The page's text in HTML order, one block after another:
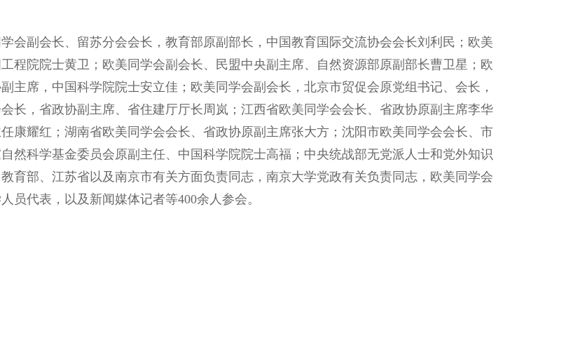
会副会长、留苏分会会长，教育部原副部长，中国教育国际交流协会会长刘利民；欧美
程院院士黄卫；欧美同学会副会长、民盟中央副主席、自然资源部原副部长曹卫星；欧
主席，中国科学院院士安立佳；欧美同学会副会长，北京市贸促会原党组书记、会长，
长，省政协副主席、省住建厅厅长周岚；江西省欧美同学会会长、省政协原副主席李华
康耀红；湖南省欧美同学会会长、省政协原副主席张大方；沈阳市欧美同学会会长、市
然科学基金委员会原副主任、中国科学院院士高福；中央统战部无党派人士和党外知识
育部、江苏省以及南京市有关方面负责同志，南京大学党政有关负责同志，欧美同学会
员代表，以及新闻媒体记者等400余人参会。